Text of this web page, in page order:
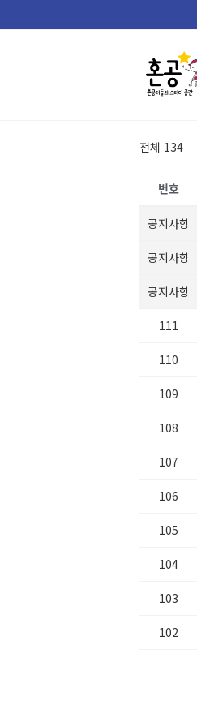
to
전체 134
번호
공지사항
공지사항
공지사항
111
110
109
108
107
106
105
104
103
102